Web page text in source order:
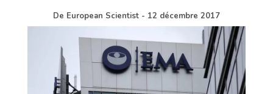
De European Scientist - 12 décembre 2017